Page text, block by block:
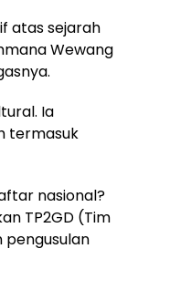
atas sejarah
Wewang
Ia
termasuk
nasional?
TP2GD (Tim
pengusulan